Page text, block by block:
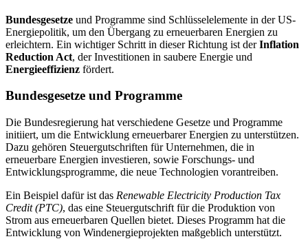
Bundesgesetze und Programme sind Schlüsselelemente in der US-
Energiepolitik, um den Übergang zu erneuerbaren Energien zu
erleichtern. Ein wichtiger Schritt in dieser Richtung ist derInflation
Reduction Act, der Investitionen in saubere Energie und
Energieeffizienz fördert.
Bundesgesetze und Programme
Die Bundesregierung hat verschiedene Gesetze und Programme
initiiert, um die Entwicklung erneuerbarer Energien zu unterstützen.
Dazu gehören Steuergutschriften für Unternehmen, die in
erneuerbare Energien investieren, sowie Forschungs- und
Entwicklungsprogramme, die neue Technologien vorantreiben.
Ein Beispiel dafür ist das Renewable Electricity Production Tax
Credit (PTC), das eine Steuergutschrift für die Produktion von
Strom aus erneuerbaren Quellen bietet. Dieses Programm hat die
Entwicklung von Windenergieprojekten maßgeblich unterstützt.